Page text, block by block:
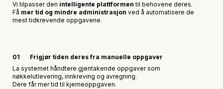
Vi tilpasser den intelligente plattformen til behovene deres.
Få mer tid og mindre administrasjon ved å automatisere de
mest tidkrevende oppgavene.
01
Frigjør tiden deres fra manuelle oppgaver
La systemet håndtere gjentakende oppgaver som
nøkkelutlevering, innkreving og avregning.
Dere får mer tid til kjerneoppgaven.